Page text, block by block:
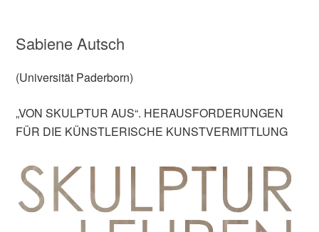
Sabiene Autsch
(Universität Paderborn)
„VON SKULPTUR AUS“. HERAUSFORDERUNGEN
FÜR DIE KÜNSTLERISCHE KUNSTVERMITTLUNG